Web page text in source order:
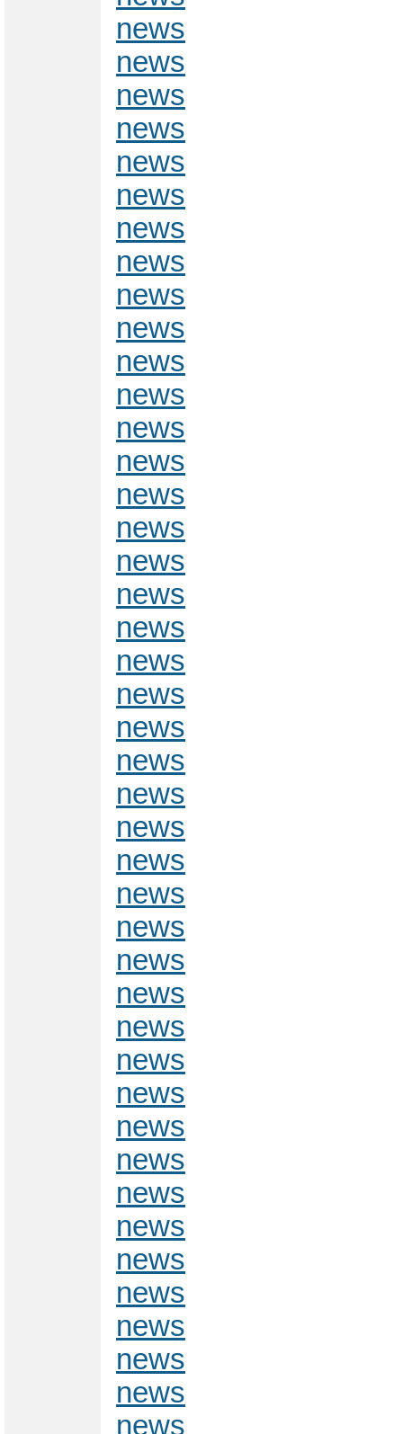
news
news
news
news
news
news
news
news
news
news
news
news
news
news
news
news
news
news
news
news
news
news
news
news
news
news
news
news
news
news
news
news
news
news
news
news
news
news
news
news
news
news
news